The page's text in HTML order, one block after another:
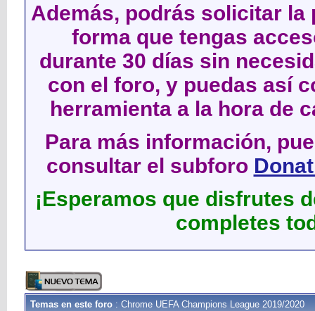
Además, podrás solicitar
forma que tengas
durante 30 días sin
con el foro, y puedas así
herramienta a la hora de
Para más información,
consultar el subforo
¡Esperamos que disfrutes
completes
Temas en este foro : Chrome UEFA Champions League 2019/2020